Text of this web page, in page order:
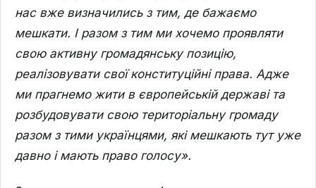
нас вже визначились з тим, де бажаємо
мешкати. І разом з тим ми хочемо проявляти
свою активну громадянську позицію,
реалізовувати свої конституційні права. Адже
ми прагнемо жити в європейській державі та
розбудовувати свою територіальну громаду
разом з тими українцями, які мешкають тут уже
давно і мають право голосу».